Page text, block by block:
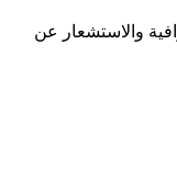
والاستشعار عن